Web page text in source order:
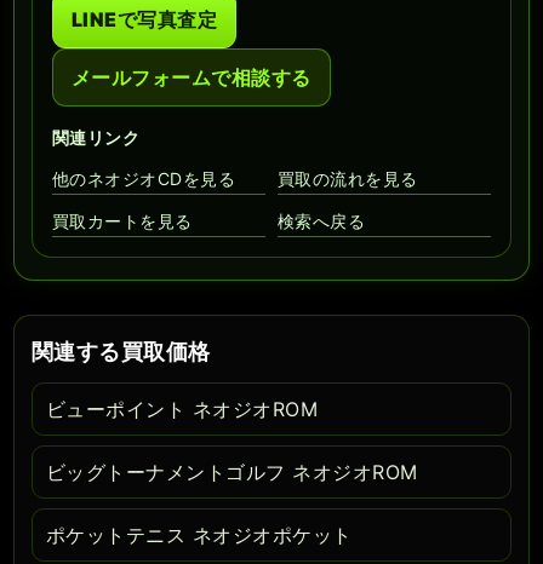
LINEで写真査定
メールフォームで相談する
関連リンク
他のネオジオCDを見る
買取の流れを見る
買取カートを見る 検索へ戻る
関連する買取価格
ビューポイント ネオジオROM
ビッグトーナメントゴルフ ネオジオROM
ポケットテニス ネオジオポケット